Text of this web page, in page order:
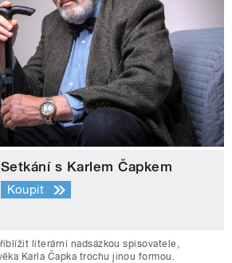
Setkání s Karlem Čapkem
Koupit
literární nadsázkou spisovatele,
Karla Čapka trochu jinou formou.